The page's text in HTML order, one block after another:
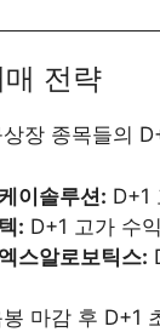
전략
장 종목들의
이솔루션: D+1
: D+1 고가 수
스알로보틱스:
마감 후 D+1